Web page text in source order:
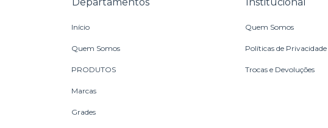
Início
Quem Somos
PRODUTOS
Marcas
Grades
Quem Somos
Políticas de Privacidade
Trocas e Devoluções